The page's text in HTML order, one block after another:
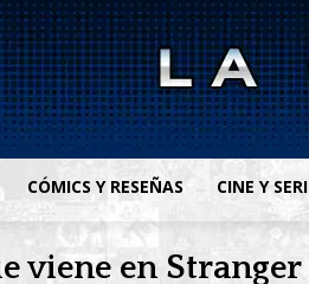
CÓMICS Y RESEÑAS CINE Y
viene en